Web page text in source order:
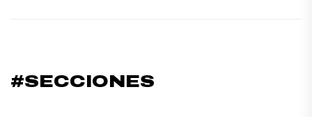
#SECCIONES